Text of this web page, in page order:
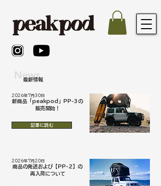
News
最新情報
2026年7月30日
新商品「peakpod」PP-3の
販売開始！
記事に読む
2026年7月20日
商品の発送および【PP-2】の
再入荷について